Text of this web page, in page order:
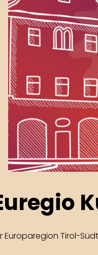
Europaregion Tirol-